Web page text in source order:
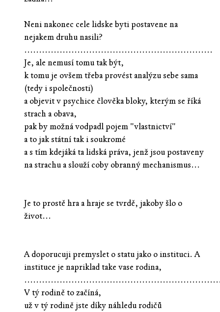
Neni nakonec cele lidske byti postavene na
nejakem druhu nasili?
................................................................
Je, ale nemusí tomu tak být,
k tomu je ovšem třeba provést analýzu sebe sama
(tedy i společnosti)
a objevit v psychice člověka bloky, kterým se říká
strach a obava,
pak by možná vodpadl pojem "vlastnictví"
a to jak státní tak i soukromé
a s tím kdejáká ta lidská práva, jenž jsou postaveny
na strachu a slouží coby obranný mechanismus...
Je to prostě hra a hraje se tvrdě, jakoby šlo o
život...
A doporucuji premyslet o statu jako o instituci. A
instituce je napriklad take vase rodina,
V tý rodině to začíná,
už v tý rodině jste díky náhledu rodičů